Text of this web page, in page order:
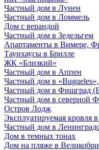
Частный дом в Лунен
Частный дом в Ломмель
Дом с верандой
Частный дом в Зедельгем
Апартаменты в Вимере,
Таунхаусы в Брилле
ЖК «‎Близкий»
Частный дом в Аппен
Частный дом в
Частный дом в Фишград
Частный дом в северной
Остров Лодж
Эксплуатируемая кровля
Частный дом в
Дом в темных тонах
Дом на пляже в